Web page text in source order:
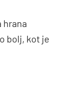
hrana
bolj, kot je